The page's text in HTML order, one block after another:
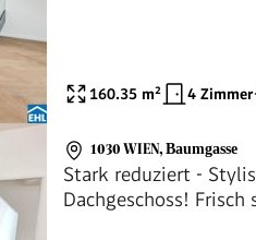
160.35 m² 4 Zimmer
1030 WIEN, Baumgasse
Stark reduziert -
Dachgeschoss! Frisch